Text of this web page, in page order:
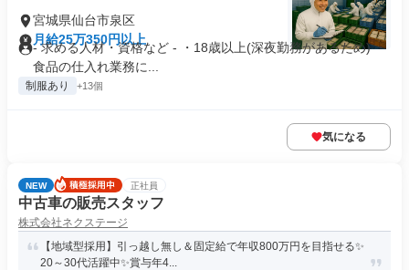
宮城県仙台市泉区
月給25万350円以上
- 求める人材・資格など - ・18歳以上(深夜勤務があるため) ・
食品の仕入れ業務に...
制服あり +13個
気になる
NEW 正社員
中古車の販売スタッフ
株式会社ネクステージ
【地域型採用】引っ越し無し＆固定給で年収800万円を目指せる✨
20～30代活躍中✨賞与年4...